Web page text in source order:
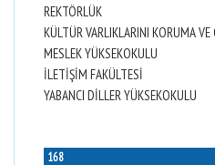
REKTÖRLÜK
KÜLTÜR VARLIKLARINI KORUMA
MESLEK YÜKSEKOKULU
İLETİŞİM FAKÜLTESİ
YABANCI DİLLER YÜKSEKOKULU
168